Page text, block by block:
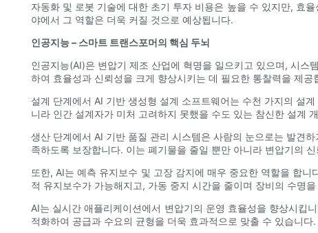
자동화 및 로봇 기술에 대한 초기 투자 비용은 높을 수 있지만, 효
야에서 그 역할은 더욱 커질 것으로 예상됩니다.
인공지능 – 스마트 트랜스포머의 핵심 두뇌
인공지능(AI)은 변압기 제조 산업에 혁명을 일으키고 있으며, 시
하여 효율성과 신뢰성을 크게 향상시키는 데 필요한 통찰력을 제공
설계 단계에서 AI 기반 생성형 설계 소프트웨어는 수천 가지의 설
니라 인간 설계자가 미처 고려하지 못했을 수도 있는 참신한 설계
생산 단계에서 AI 기반 품질 관리 시스템은 사람의 눈으로는 발견
족하도록 보장합니다. 이는 폐기물을 줄일 뿐만 아니라 변압기의
또한, AI는 예측 유지보수 및 고장 감지에 매우 중요한 역할을 합
적 유지보수가 가능해지고, 가동 중지 시간을 줄이며 장비의 수명
AI는 실시간 애플리케이션에서 변압기의 운영 효율성을 향상시킵
적화하여 공급과 수요의 균형을 더욱 효과적으로 맞출 수 있습니